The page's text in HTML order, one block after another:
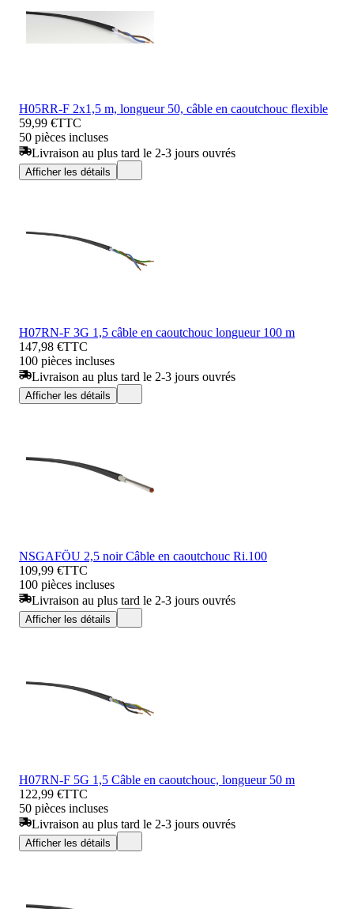
H05RR-F 2x1,5 m, longueur 50, câble en caoutchouc flexible
59,99 €TTC
50 pièces incluses
Livraison au plus tard le 2-3 jours ouvrés
Afficher les détails
H07RN-F 3G 1,5 câble en caoutchouc longueur 100 m
147,98 €TTC
100 pièces incluses
Livraison au plus tard le 2-3 jours ouvrés
Afficher les détails
NSGAFÖU 2,5 noir Câble en caoutchouc Ri.100
109,99 €TTC
100 pièces incluses
Livraison au plus tard le 2-3 jours ouvrés
Afficher les détails
H07RN-F 5G 1,5 Câble en caoutchouc, longueur 50 m
122,99 €TTC
50 pièces incluses
Livraison au plus tard le 2-3 jours ouvrés
Afficher les détails